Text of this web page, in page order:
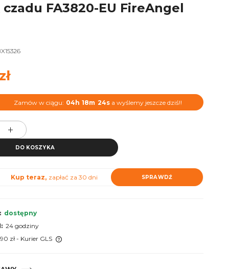
FA3820-EU FireAngel
Zamów w ciągu: 04h 18m 23s a wyślemy jeszcze dziś!!
DO KOSZYKA
Kup teraz, zapłać za 30 dni SPRAWDŹ
dostępny
24 godziny
zł - Kurier GLS